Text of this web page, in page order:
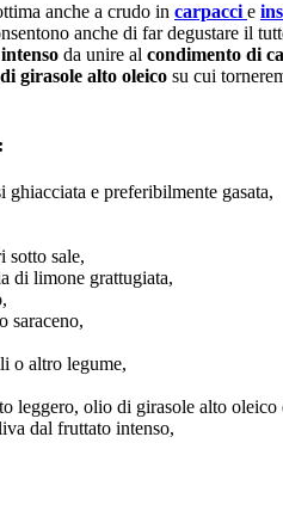
anche a crudo in carpacci e
anche di far degustare il
da unire al condimento di
girasole alto oleico su cui
ghiacciata e preferibilmente gasata,
sotto sale,
di limone grattugiata,
saraceno,
o altro legume,
leggero, olio di girasole alto oleico
dal fruttato intenso,